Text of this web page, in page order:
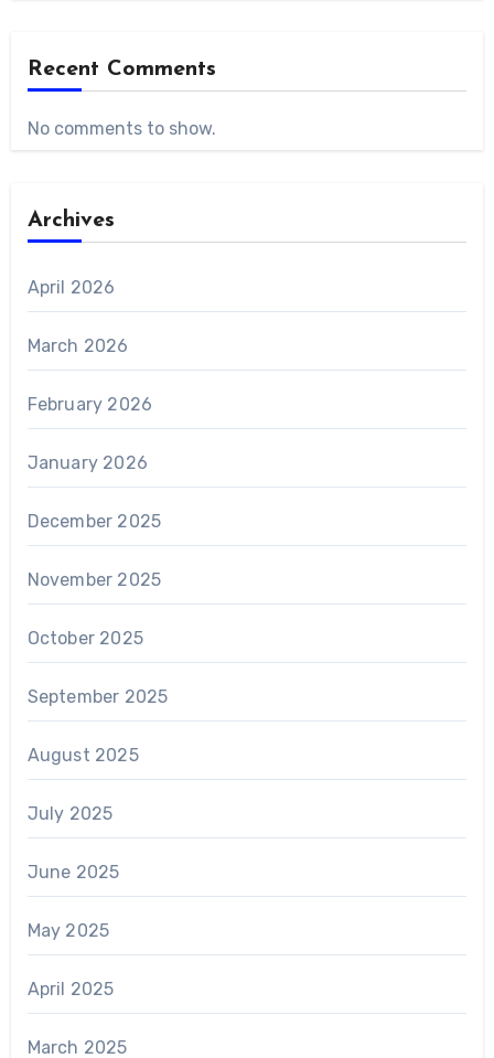
Recent Comments
No comments to show.
Archives
April 2026
March 2026
February 2026
January 2026
December 2025
November 2025
October 2025
September 2025
August 2025
July 2025
June 2025
May 2025
April 2025
March 2025